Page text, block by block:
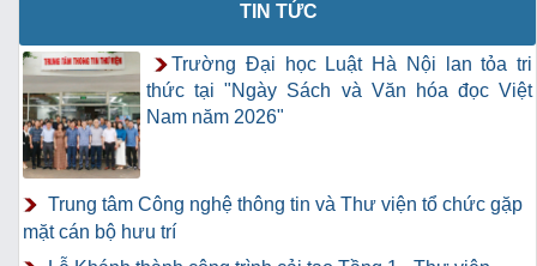
TIN TỨC
Trường Đại học Luật Hà Nội lan tỏa tri
thức tại "Ngày Sách và Văn hóa đọc Việt
Nam năm 2026"
Trung tâm Công nghệ thông tin và Thư viện tổ chức gặp
mặt cán bộ hưu trí